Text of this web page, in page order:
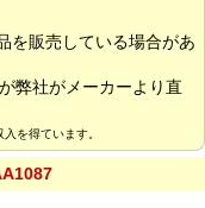
を販売している場合があ
弊社がメーカーより直
を得ています。